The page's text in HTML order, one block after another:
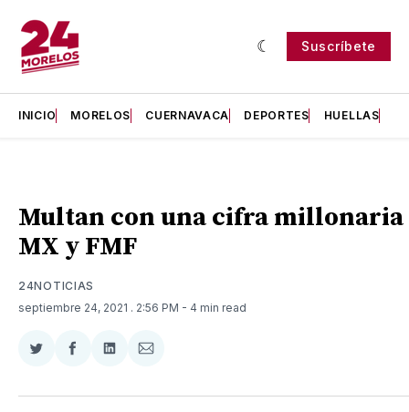
Suscríbete
INICIO MORELOS CUERNAVACA DEPORTES HUELLAS
Multan con una cifra millonaria
MX y FMF
24NOTICIAS
septiembre 24, 2021 . 2:56 PM - 4 min read
Compartir
Twitter
Compartir
Facebook
Compartir
LinkedIn
Compartir
Email